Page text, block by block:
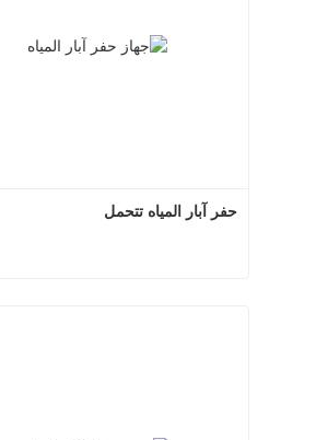
حفر آبار المياه تتحمل